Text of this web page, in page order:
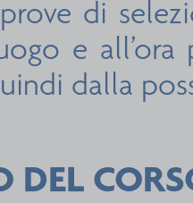
di
e all’ora
dalla
DEL